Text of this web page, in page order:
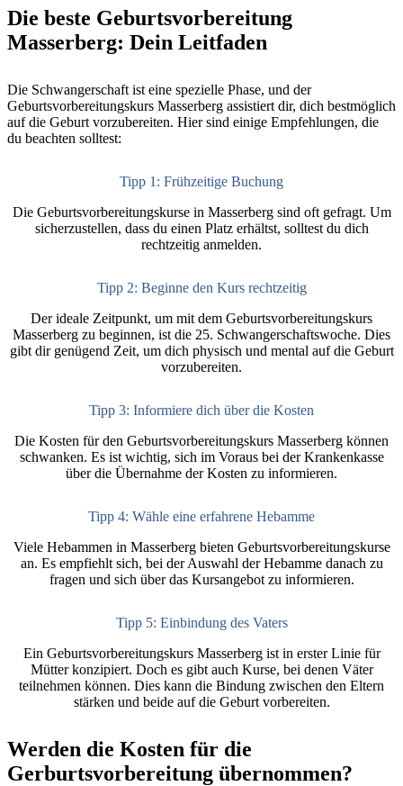
Die beste Geburtsvorbereitung
Masserberg: Dein Leitfaden
Die Schwangerschaft ist eine spezielle Phase, und der
Geburtsvorbereitungskurs Masserberg assistiert dir, dich bestmöglich
auf die Geburt vorzubereiten. Hier sind einige Empfehlungen, die
du beachten solltest:
Tipp 1: Frühzeitige Buchung
Die Geburtsvorbereitungskurse in Masserberg sind oft gefragt. Um
sicherzustellen, dass du einen Platz erhältst, solltest du dich
rechtzeitig anmelden.
Tipp 2: Beginne den Kurs rechtzeitig
Der ideale Zeitpunkt, um mit dem Geburtsvorbereitungskurs
Masserberg zu beginnen, ist die 25. Schwangerschaftswoche. Dies
gibt dir genügend Zeit, um dich physisch und mental auf die Geburt
vorzubereiten.
Tipp 3: Informiere dich über die Kosten
Die Kosten für den Geburtsvorbereitungskurs Masserberg können
schwanken. Es ist wichtig, sich im Voraus bei der Krankenkasse
über die Übernahme der Kosten zu informieren.
Tipp 4: Wähle eine erfahrene Hebamme
Viele Hebammen in Masserberg bieten Geburtsvorbereitungskurse
an. Es empfiehlt sich, bei der Auswahl der Hebamme danach zu
fragen und sich über das Kursangebot zu informieren.
Tipp 5: Einbindung des Vaters
Ein Geburtsvorbereitungskurs Masserberg ist in erster Linie für
Mütter konzipiert. Doch es gibt auch Kurse, bei denen Väter
teilnehmen können. Dies kann die Bindung zwischen den Eltern
stärken und beide auf die Geburt vorbereiten.
Werden die Kosten für die
Gerburtsvorbereitung übernommen?